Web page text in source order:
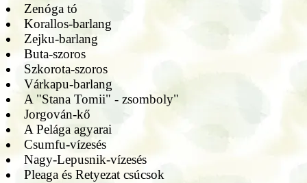
Zenóga tó
Korallos-barlang
Zejku-barlang
Buta-szoros
Szkorota-szoros
Várkapu-barlang
A "Stana Tomii" - zsomboly"
Jorgován-kő
A Pelága agyarai
Csumfu-vízesés
Nagy-Lepusnik-vízesés
Pleaga és Retyezat csúcsok